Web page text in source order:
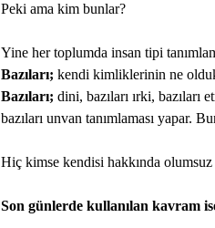
Peki ama kim bunlar?
Yine her toplumda insan tipi
Bazıları; kendi kimliklerinin ne
Bazıları; dini, bazıları ırki, bazıları
bazıları unvan tanımlaması yapar.
Hiç kimse kendisi hakkında olumsuz
Son günlerde kullanılan kavram